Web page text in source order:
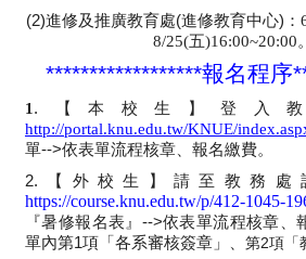
(2)進修及推廣教育處(進修教育中心) ：
8/25(五)16:00~20:00。
******************報名程序
1 . 【本校生】登入
http://portal.knu.edu.tw/KNUE/
單-->依表單流程核章、報名繳費。
2. 【外校生】請至教務處
https://course.knu.edu.tw/p/412-1045-
『暑修報名表』 -->依表單流程核章、
單內第1項「各系審核簽章」、 第2項「